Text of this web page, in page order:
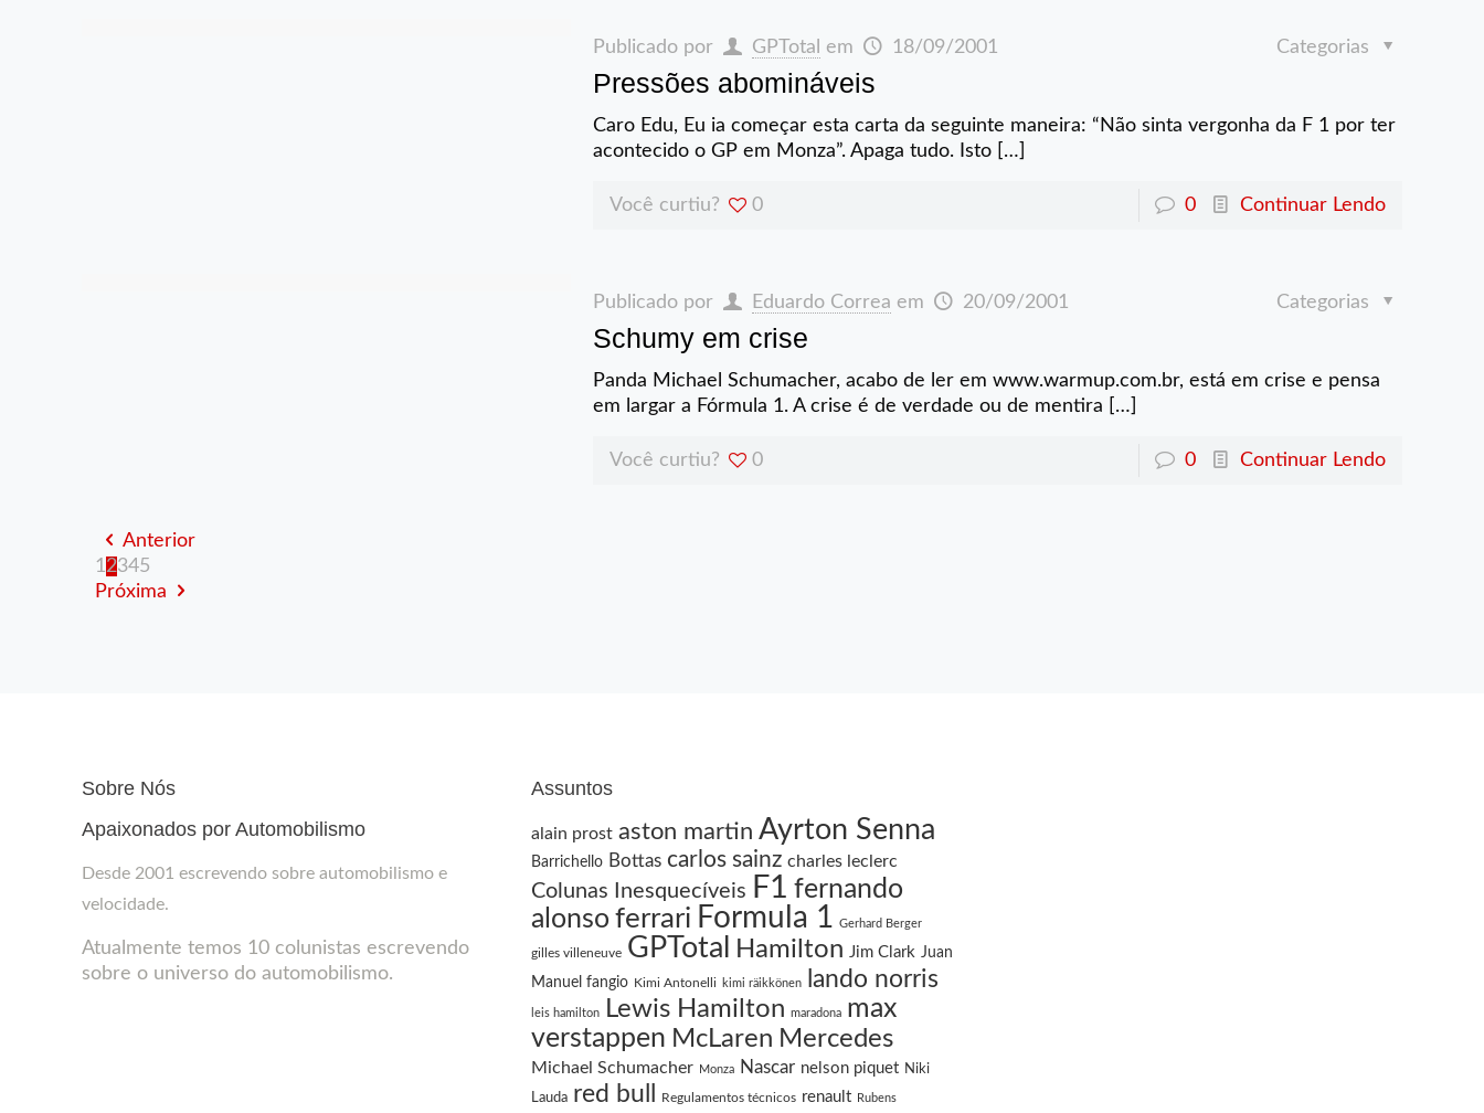
Publicado por GPTotal em 18/09/2001 Categorias
Pressões abomináveis
Caro Edu, Eu ia começar esta carta da seguinte maneira: “Não sinta vergonha da F 1 por ter
acontecido o GP em Monza”. Apaga tudo. Isto[…]
Você curtiu? 0 0 Continuar Lendo
Publicado por Eduardo Correa em 20/09/2001 Categorias
Schumy em crise
Panda Michael Schumacher, acabo de ler em www.warmup.com.br, está em crise e pensa
em largar a Fórmula 1. A crise é de verdade ou de mentira […]
Você curtiu? 0 0 Continuar Lendo
Anterior
12345
Próxima
Sobre Nós
Apaixonados por Automobilismo
Desde 2001 escrevendo sobre automobilismo e
velocidade.
Atualmente temos 10 colunistas escrevendo
sobre o universo do automobilismo.
Assuntos
alain prost aston martin Ayrton Senna
Barrichello Bottas carlos sainz charles leclerc
Colunas Inesquecíveis F1 fernando
alonso ferrari Formula 1 Gerhard Berger
gilles villeneuve GPTotal Hamilton Jim Clark Juan
Manuel fangio Kimi Antonelli kimi räikkönen lando norris
leis hamilton Lewis Hamilton maradona max
verstappen McLaren Mercedes
Michael Schumacher Monza Nascar nelson piquet Niki
Lauda red bull Regulamentos técnicos renault Rubens